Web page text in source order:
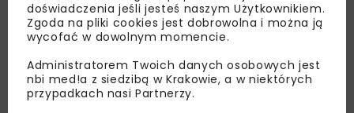
doświadczenia jeśli jesteś naszym Użytkownikiem.
Zgoda na pliki cookies jest dobrowolna i można ją
wycofać w dowolnym momencie.
Administratorem Twoich danych osobowych jest
nbi med!a z siedzibą w Krakowie, a w niektórych
przypadkach nasi Partnerzy.